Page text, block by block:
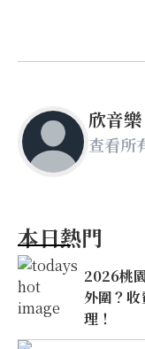
欣音樂
查看所
本日熱門
2026桃
外圍？
理！